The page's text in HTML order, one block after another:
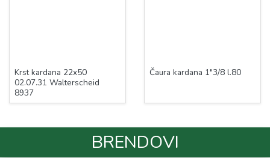
Krst kardana 22x50
02.07.31 Walterscheid
8937
Čaura kardana 1"3/8 l.80
BRENDOVI